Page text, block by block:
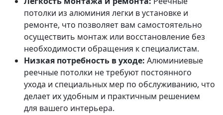
потолки из алюминия легки в установке и
ремонте, что позволяет вам самостоятельно
осуществить монтаж или восстановление без
необходимости обращения к специалистам.
Низкая потребность в уходе: Алюминиевые
реечные потолки не требуют постоянного
ухода и специальных мер по обслуживанию, что
делает их удобным и практичным решением
для вашего интерьера.